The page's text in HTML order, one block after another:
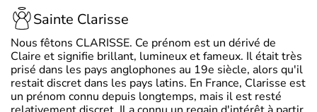
Sainte Clarisse
Nous fêtons CLARISSE. Ce prénom est un dérivé de
Claire et signifie brillant, lumineux et fameux. Il était très
prisé dans les pays anglophones au 19e siècle, alors qu'il
restait discret dans les pays latins. En France, Clarisse est
un prénom connu depuis longtemps, mais il est resté